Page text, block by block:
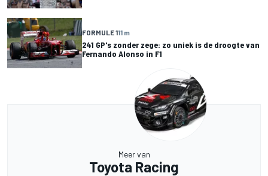
FORMULE 111 m
241 GP's zonder zege: zo uniek is de droogte van
Fernando Alonso in F1
Meer van
Toyota Racing